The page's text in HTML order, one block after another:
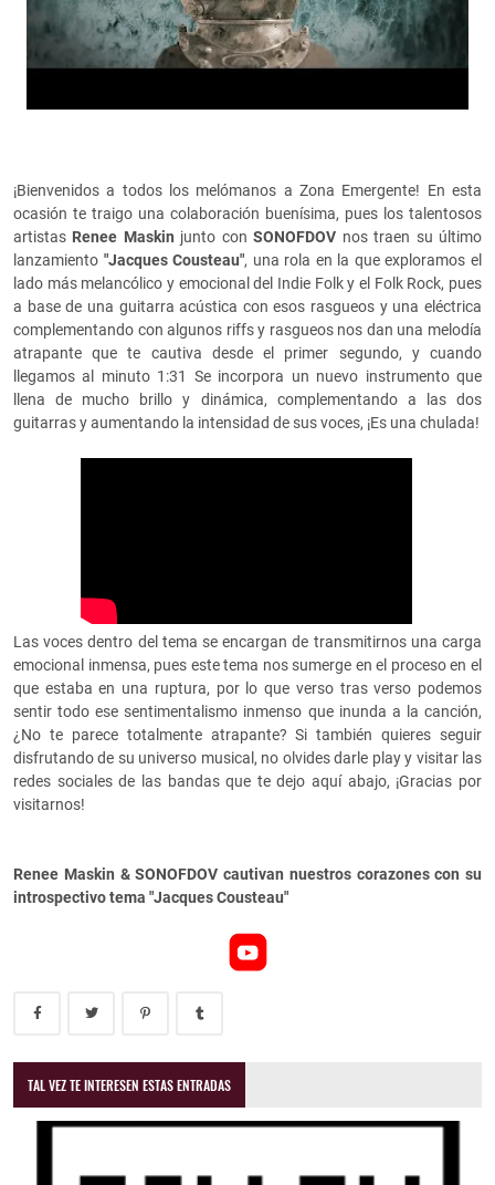
¡Bienvenidos a todos los melómanos a Zona Emergente! En esta
ocasión te traigo una colaboración buenísima, pues los talentosos
artistas Renee Maskin junto con SONOFDOV nos traen su último
lanzamiento "Jacques Cousteau", una rola en la que exploramos el
lado más melancólico y emocional del Indie Folk y el Folk Rock, pues
a base de una guitarra acústica con esos rasgueos y una eléctrica
complementando con algunos riffs y rasgueos nos dan una melodía
atrapante que te cautiva desde el primer segundo, y cuando
llegamos al minuto 1:31 Se incorpora un nuevo instrumento que
llena de mucho brillo y dinámica, complementando a las dos
guitarras y aumentando la intensidad de sus voces, ¡Es una chulada!
Las voces dentro del tema se encargan de transmitirnos una carga
emocional inmensa, pues este tema nos sumerge en el proceso en el
que estaba en una ruptura, por lo que verso tras verso podemos
sentir todo ese sentimentalismo inmenso que inunda a la canción,
¿No te parece totalmente atrapante? Si también quieres seguir
disfrutando de su universo musical, no olvides darle play y visitar las
redes sociales de las bandas que te dejo aquí abajo, ¡Gracias por
visitarnos!
Renee Maskin & SONOFDOV cautivan nuestros corazones con su
introspectivo tema "Jacques Cousteau"
TAL VEZ TE INTERESEN ESTAS ENTRADAS